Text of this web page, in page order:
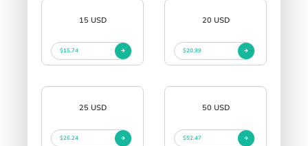
15 USD
$15.74
20 USD
$20.99
25 USD
$26.24
50 USD
$52.47